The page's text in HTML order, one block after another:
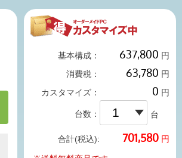
基本構成：
円
消費税：
円
カスタマイズ：
円
台数： 台
合計(税込): 円